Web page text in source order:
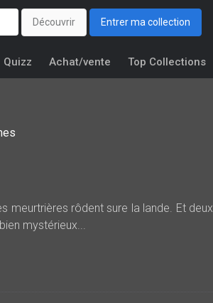
Découvrir Entrer ma collection
Quizz Achat/vente Top Collections
meurtrières rôdent sure la lande. Et deux
mystérieux...